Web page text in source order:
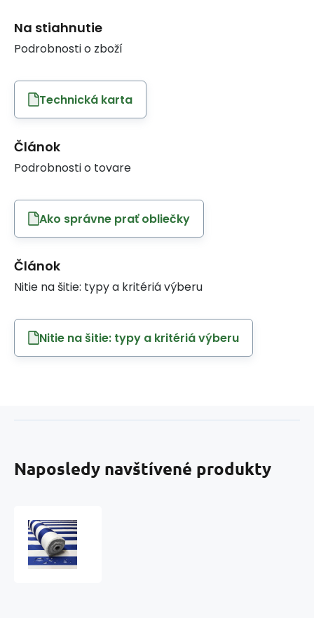
Na stiahnutie
Podrobnosti o zboží
Technická karta
Článok
Podrobnosti o tovare
Ako správne prať obliečky
Článok
Nitie na šitie: typy a kritériá výberu
Nitie na šitie: typy a kritériá výberu
Naposledy navštívené produkty